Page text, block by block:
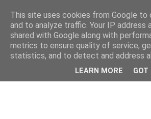
This site uses cookies from Google to
and to analyze traffic. Your IP address
shared with Google along with
metrics to ensure quality of service,
statistics, and to detect and address
LEARN MORE GOT